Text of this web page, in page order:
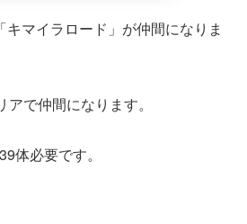
マイラロード」が仲間になりま
で仲間になります。
体必要です。